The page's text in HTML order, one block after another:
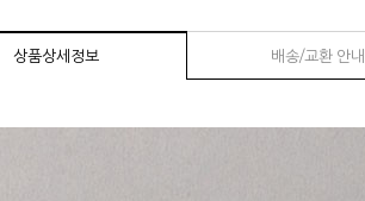
상품상세정보 배송/교환 안내